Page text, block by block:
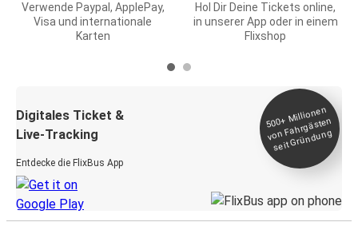
Verwende Paypal, ApplePay,
Visa und internationale
Karten
Hol Dir Deine Tickets online,
in unserer App oder in einem
Flixshop
Digitales Ticket &
Live-Tracking
Entdecke die FlixBus App
500+
Millionen
von Fahrgästen
seit
Gründung